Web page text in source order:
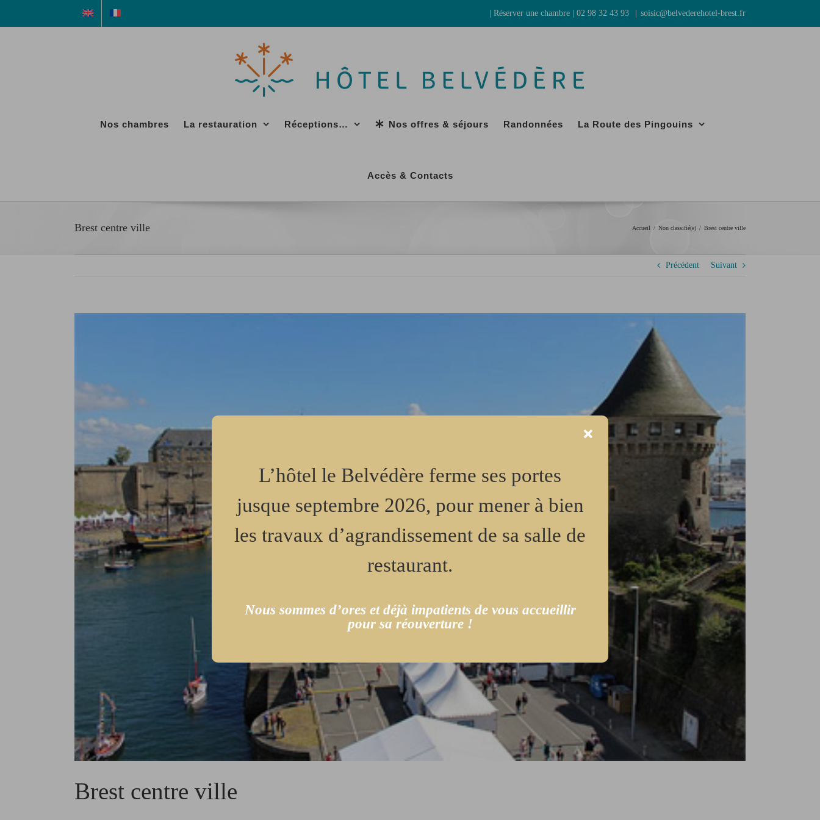
| Réserver une chambre 02 98 32 43 93 soisic@belvederehotel-brest.fr
Nos chambres La restauration Réceptions… Nos offres & séjours Randonnées La Route des Pingouins
Accès & Contacts
Brest centre ville Accueil Non classifié(e) Brest centre ville
Précédent Suivant
Brest centre ville
L’hôtel le Belvédère ferme ses portes
jusque septembre 2026, pour mener à bien
les travaux d’agrandissement de sa salle de
restaurant.
Nous sommes d’ores et déjà impatients de vous accueillir
pour sa réouverture !